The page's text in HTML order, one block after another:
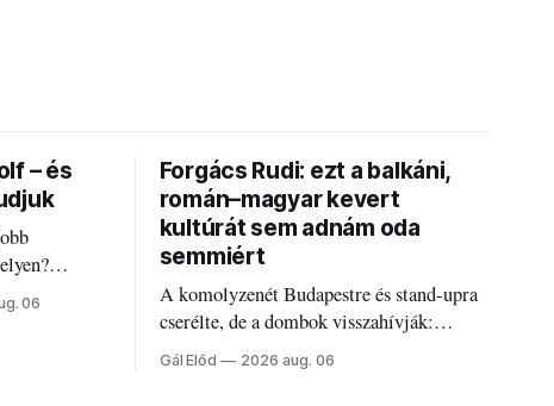
– és
baj van a
is!
06
Forgács Rudi: ezt a balkáni,
román–magyar kevert
kultúrát sem adnám oda
semmiért
A komolyzenét Budapestre és stand-upra
cserélte, de a dombok visszahívják:
Forgács Rudi humorról, származásról és
Gál Előd 2026 aug. 06